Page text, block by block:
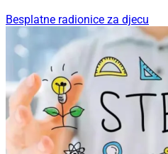
Besplatne radionice za djecu